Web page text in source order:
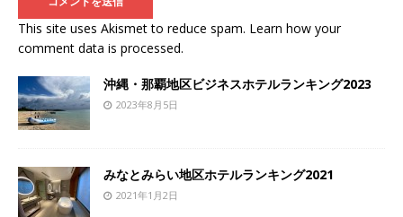
This site uses Akismet to reduce spam. Learn how your
comment data is processed.
沖縄・那覇地区ビジネスホテルランキング2023
2023年8月5日
みなとみらい地区ホテルランキング2021
2021年1月2日